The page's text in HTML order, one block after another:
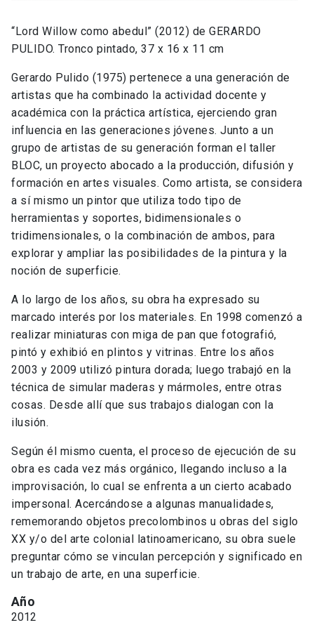
“Lord Willow como abedul” (2012) de GERARDO
PULIDO. Tronco pintado, 37 x 16 x 11 cm
Gerardo Pulido (1975) pertenece a una generación de
artistas que ha combinado la actividad docente y
académica con la práctica artística, ejerciendo gran
influencia en las generaciones jóvenes. Junto a un
grupo de artistas de su generación forman el taller
BLOC, un proyecto abocado a la producción, difusión y
formación en artes visuales. Como artista, se considera
a sí mismo un pintor que utiliza todo tipo de
herramientas y soportes, bidimensionales o
tridimensionales, o la combinación de ambos, para
explorar y ampliar las posibilidades de la pintura y la
noción de superficie.
A lo largo de los años, su obra ha expresado su
marcado interés por los materiales. En 1998 comenzó a
realizar miniaturas con miga de pan que fotografió,
pintó y exhibió en plintos y vitrinas. Entre los años
2003 y 2009 utilizó pintura dorada; luego trabajó en la
técnica de simular maderas y mármoles, entre otras
cosas. Desde allí que sus trabajos dialogan con la
ilusión.
Según él mismo cuenta, el proceso de ejecución de su
obra es cada vez más orgánico, llegando incluso a la
improvisación, lo cual se enfrenta a un cierto acabado
impersonal. Acercándose a algunas manualidades,
rememorando objetos precolombinos u obras del siglo
XX y/o del arte colonial latinoamericano, su obra suele
preguntar cómo se vinculan percepción y significado en
un trabajo de arte, en una superficie.
Año
2012